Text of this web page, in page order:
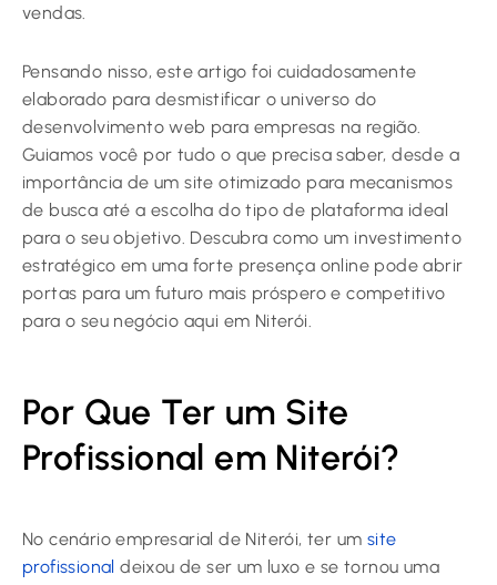
vendas.
Pensando nisso, este artigo foi cuidadosamente
elaborado para desmistificar o universo do
desenvolvimento web para empresas na região.
Guiamos você por tudo o que precisa saber, desde a
importância de um site otimizado para mecanismos
de busca até a escolha do tipo de plataforma ideal
para o seu objetivo. Descubra como um investimento
estratégico em uma forte presença online pode abrir
portas para um futuro mais próspero e competitivo
para o seu negócio aqui em Niterói.
Por Que Ter um Site
Profissional em Niterói?
No cenário empresarial de Niterói, ter um site
profissional deixou de ser um luxo e se tornou uma